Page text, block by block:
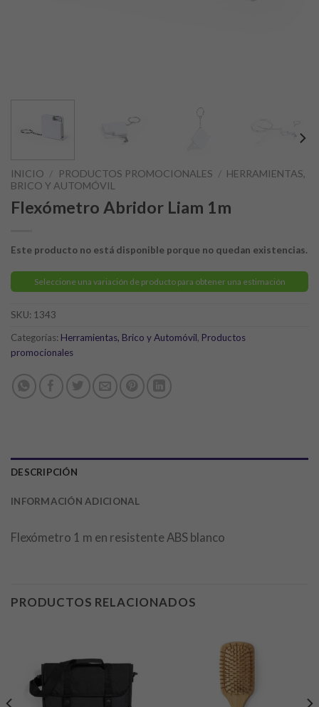
INICIO / PRODUCTOS PROMOCIONALES / HERRAMIENTAS,
BRICO Y AUTOMÓVIL
Flexómetro Abridor Liam 1m
Este producto no está disponible porque no quedan existencias.
Seleccione una variación de producto para obtener una estimación
SKU: 1343
Categorías: Herramientas, Brico y Automóvil, Productos
promocionales
DESCRIPCIÓN
INFORMACIÓN ADICIONAL
Flexómetro 1 m en resistente ABS blanco
PRODUCTOS RELACIONADOS